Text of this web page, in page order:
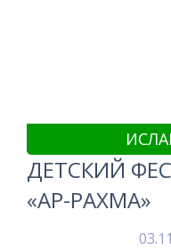
ДЕТСКИЙ
«АР-РАХМА»